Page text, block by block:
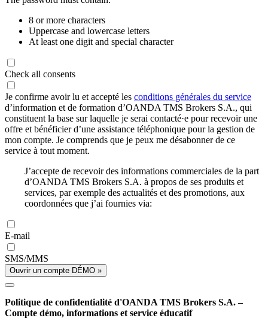
8 or more characters
Uppercase and lowercase letters
At least one digit and special character
Check all consents
Je confirme avoir lu et accepté les conditions générales du service
d’information et de formation d’OANDA TMS Brokers S.A., qui
constituent la base sur laquelle je serai contacté·e pour recevoir une
offre et bénéficier d’une assistance téléphonique pour la gestion de
mon compte. Je comprends que je peux me désabonner de ce
service à tout moment.
J’accepte de recevoir des informations commerciales de la part
d’OANDA TMS Brokers S.A. à propos de ses produits et
services, par exemple des actualités et des promotions, aux
coordonnées que j’ai fournies via:
E-mail
SMS/MMS
Ouvrir un compte DÉMO »
Politique de confidentialité d'OANDA TMS Brokers S.A. –
Compte démo, informations et service éducatif